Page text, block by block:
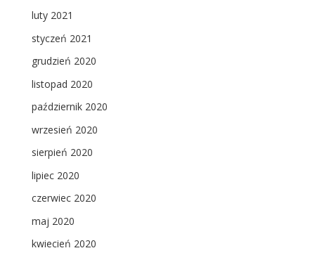
luty 2021
styczeń 2021
grudzień 2020
listopad 2020
październik 2020
wrzesień 2020
sierpień 2020
lipiec 2020
czerwiec 2020
maj 2020
kwiecień 2020